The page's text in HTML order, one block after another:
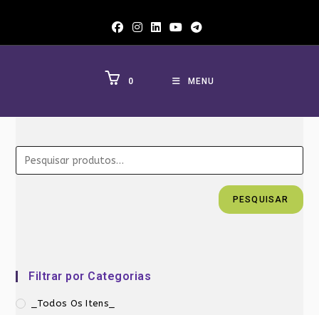
0 MENU
PESQUISAR
Filtrar por Categorias
_Todos Os Itens_